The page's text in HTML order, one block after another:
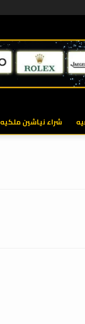
شراء نياشين ملكيه